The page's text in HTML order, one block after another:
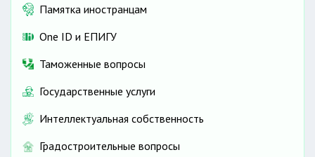
Памятка иностранцам
One ID и ЕПИГУ
Таможенные вопросы
Государственные услуги
Интеллектуальная собственность
Градостроительные вопросы